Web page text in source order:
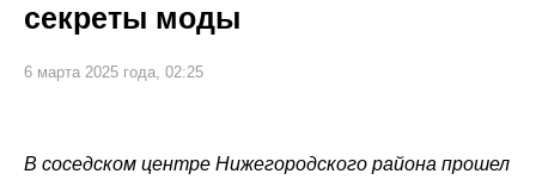
секреты моды
6 марта 2025 года, 02:25
В соседском центре Нижегородского района прошел